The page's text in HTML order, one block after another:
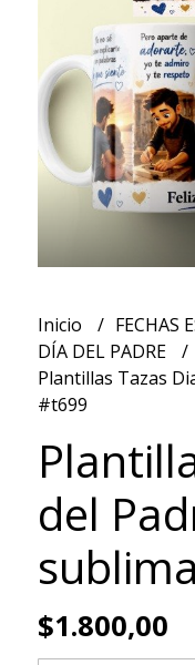
Inicio
FECHAS
DÍA DEL PADRE
Plantillas Tazas
#t699
del
$1.800,00